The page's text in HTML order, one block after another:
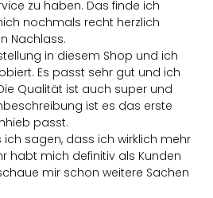
zu haben. Das finde ich
nochmals recht herzlich
Nachlass.
in diesem Shop und ich
Es passt sehr gut und ich
Qualität ist auch super und
ist es das erste
passt.
sagen, dass ich wirklich mehr
habt mich definitiv als Kunden
mir schon weitere Sachen